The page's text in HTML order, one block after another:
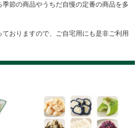
節の商品やうちだ自慢の定番の商品を多
ておりますので、ご自宅用にも是非ご利用